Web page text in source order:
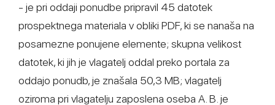
- je pri oddaji ponudbe pripravil 45 datotek
prospektnega materiala v obliki PDF, ki se nanaša na
posamezne ponujene elemente; skupna velikost
datotek, ki jih je vlagatelj oddal preko portala za
oddajo ponudb, je znašala 50,3 MB; vlagatelj
oziroma pri vlagatelju zaposlena oseba A. B. je